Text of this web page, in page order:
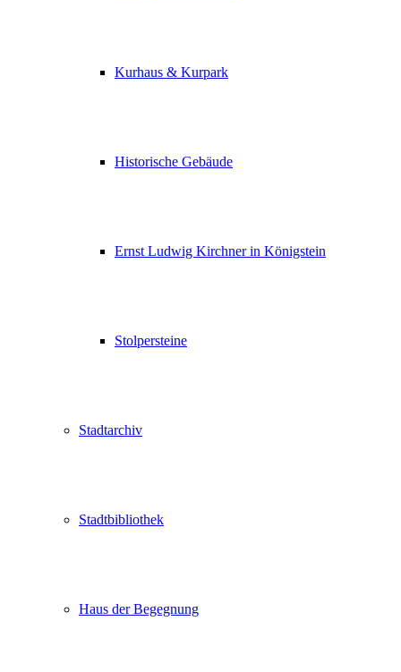
Kurhaus & Kurpark
Historische Gebäude
Ernst Ludwig Kirchner in Königstein
Stolpersteine
Stadtarchiv
Stadtbibliothek
Haus der Begegnung